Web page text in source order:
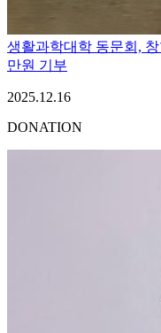
생활과학대학 동문회,
만원 기부
2025.12.16
DONATION